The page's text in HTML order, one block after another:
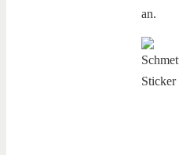
an.